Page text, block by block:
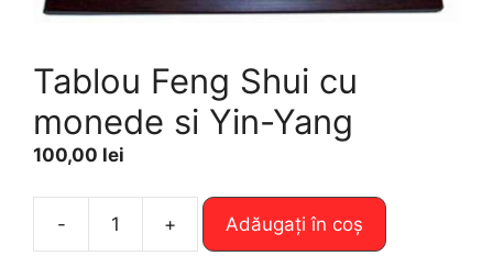
Tablou Feng Shui cu
monede si Yin-Yang
100,00 lei
-
Cantitate
+ Adăugați în coș